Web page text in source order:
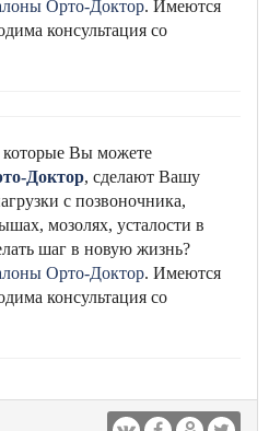
Орто-Доктор. Имеются
консультация со
которые Вы можете
Доктор, сделают Вашу
с позвоночника,
мозолях, усталости в
шаг в новую жизнь?
Орто-Доктор. Имеются
консультация со